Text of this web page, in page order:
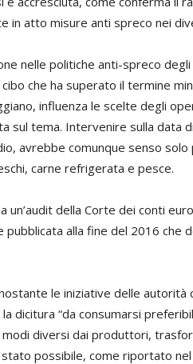
in atto misure anti spreco nei
nelle politiche anti-spreco degli
che ha superato il termine
influenza le scelte degli
sul tema. Intervenire sulla data
avrebbe comunque senso solo
carne refrigerata e pesce.
della Corte dei conti
alla fine del 2016 che
le iniziative delle autorità
dicitura “da consumarsi
modi diversi dai produttori,
possibile, come riportato